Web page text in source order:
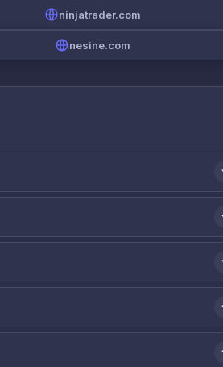
ninjatrader.com
nesine.com